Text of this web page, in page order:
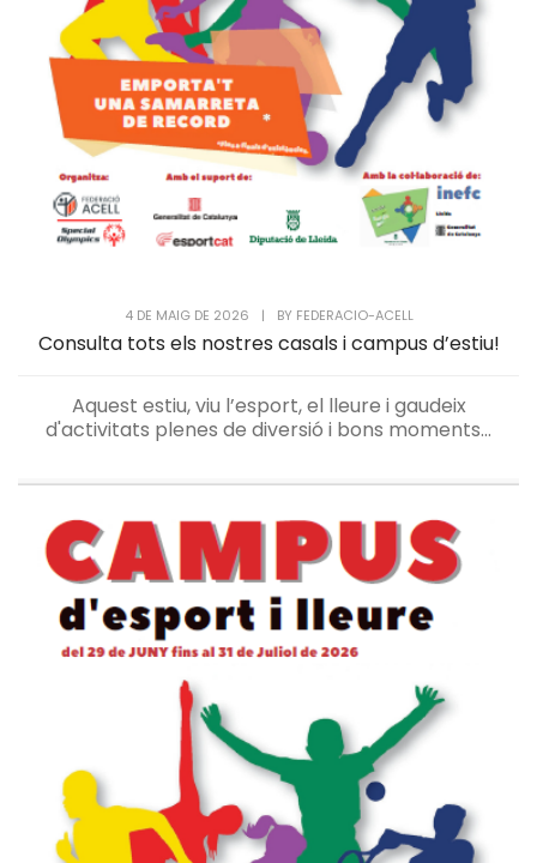
4 DE MAIG DE 2026 | BY FEDERACIO-ACELL
Consulta tots els nostres casals i campus d’estiu!
Aquest estiu, viu l’esport, el lleure i gaudeix
d'activitats plenes de diversió i bons moments...